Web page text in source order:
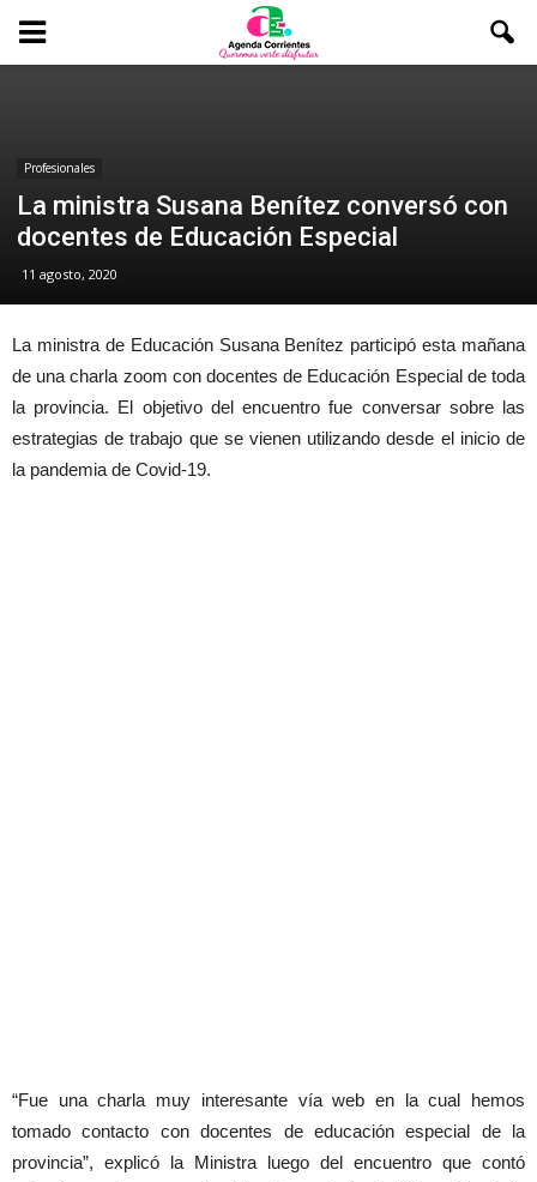
Profesionales
La ministra Susana Benítez conversó con
docentes de Educación Especial
11 agosto, 2020
La ministra de Educación Susana Benítez participó esta mañana
de una charla zoom con docentes de Educación Especial de toda
la provincia. El objetivo del encuentro fue conversar sobre las
estrategias de trabajo que se vienen utilizando desde el inicio de
la pandemia de Covid-19.
“Fue una charla muy interesante vía web en la cual hemos
tomado contacto con docentes de educación especial de la
provincia”, explicó la Ministra luego del encuentro que contó